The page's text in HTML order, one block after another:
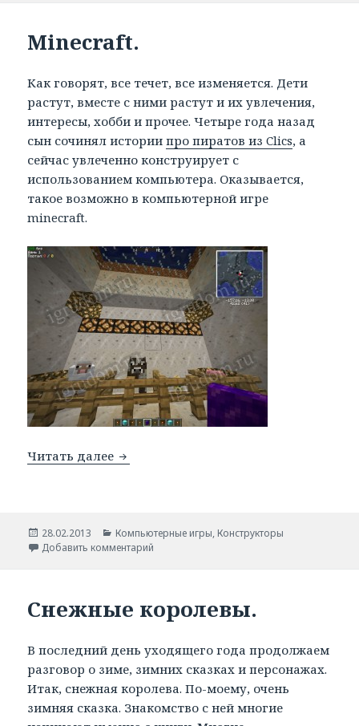
Minecraft.
Как говорят, все течет, все изменяется. Дети
растут, вместе с ними растут и их увлечения,
интересы, хобби и прочее. Четыре года назад
сын сочинял историипро пиратов из Clics, а
сейчас увлеченно конструирует с
использованием компьютера. Оказывается,
такое возможно в компьютерной игре
minecraft.
Читать далее Minecraft.
Опубликовано
28.02.2013 Рубрики
Компьютерные игры, Конструкторы
Добавить комментарий
Снежные королевы.
В последний день уходящего года продолжаем
разговор о зиме, зимних сказках и персонажах.
Итак, снежная королева. По-моему, очень
зимняя сказка. Знакомство с ней многие